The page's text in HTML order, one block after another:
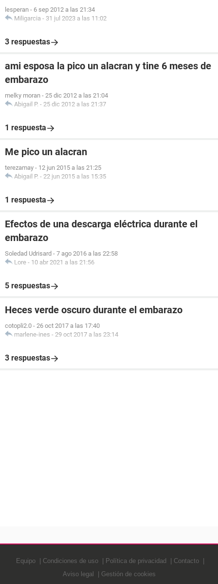
lesperan - 6 sep 2012 a las 21:34
Miligarcia - 31 jul 2023 a las 11:02
3 respuestas
ami esposa la pico un alacran y tine 6 meses de
embarazo
melky moran - 25 dic 2012 a las 21:04
Abigail P. - 25 dic 2012 a las 21:37
1 respuesta
Me pico un alacran
terezamay - 12 jun 2015 a las 21:25
Abigail P. - 22 jun 2015 a las 15:35
1 respuesta
Efectos de una descarga eléctrica durante el
embarazo
Soledad Udrisard - 7 ago 2016 a las 22:58
Lore - 10 abr 2021 a las 21:56
5 respuestas
Heces verde oscuro durante el embarazo
cotopli2.0 - 26 oct 2017 a las 17:40
marlene-ines - 29 oct 2017 a las 23:14
3 respuestas
Equipo Condiciones de uso Política de privacidad
Contacto
Aviso legal
Gestión de cookies